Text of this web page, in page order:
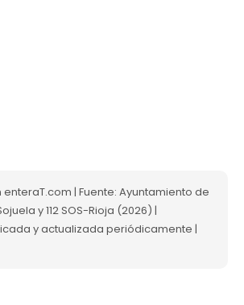
| Fuente: Ayuntamiento de
y 112 SOS-Rioja (2026) |
y actualizada periódicamente |